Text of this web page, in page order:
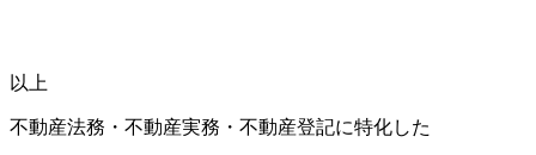
以上
不動産法務・不動産実務・不動産登記に特化した